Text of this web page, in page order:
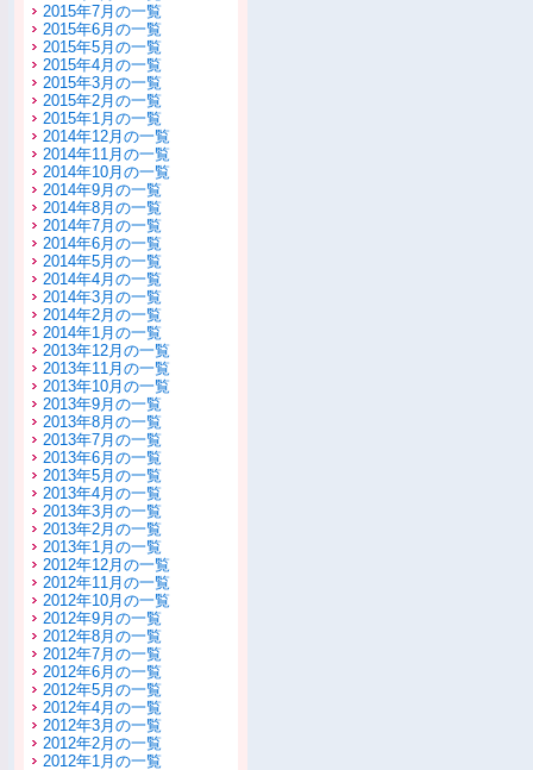
2015年7月の一覧
2015年6月の一覧
2015年5月の一覧
2015年4月の一覧
2015年3月の一覧
2015年2月の一覧
2015年1月の一覧
2014年12月の一覧
2014年11月の一覧
2014年10月の一覧
2014年9月の一覧
2014年8月の一覧
2014年7月の一覧
2014年6月の一覧
2014年5月の一覧
2014年4月の一覧
2014年3月の一覧
2014年2月の一覧
2014年1月の一覧
2013年12月の一覧
2013年11月の一覧
2013年10月の一覧
2013年9月の一覧
2013年8月の一覧
2013年7月の一覧
2013年6月の一覧
2013年5月の一覧
2013年4月の一覧
2013年3月の一覧
2013年2月の一覧
2013年1月の一覧
2012年12月の一覧
2012年11月の一覧
2012年10月の一覧
2012年9月の一覧
2012年8月の一覧
2012年7月の一覧
2012年6月の一覧
2012年5月の一覧
2012年4月の一覧
2012年3月の一覧
2012年2月の一覧
2012年1月の一覧